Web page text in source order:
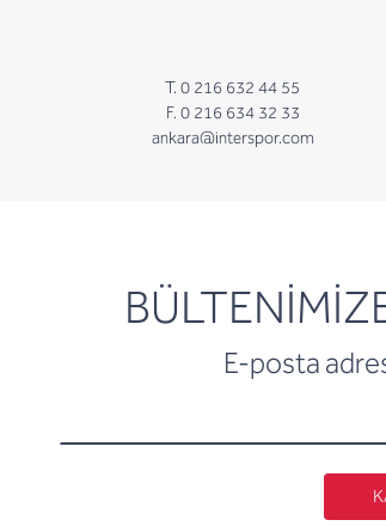
T. 0 216 632 44 55
F. 0 216 634 32 33
ankara@interspor.com
E-posta